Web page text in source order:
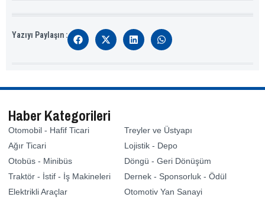
Yazıyı Paylaşın :
Haber Kategorileri
Otomobil - Hafif Ticari
Ağır Ticari
Otobüs - Minibüs
Traktör - İstif - İş Makineleri
Elektrikli Araçlar
Treyler ve Üstyapı
Lojistik - Depo
Döngü - Geri Dönüşüm
Dernek - Sponsorluk - Ödül
Otomotiv Yan Sanayi